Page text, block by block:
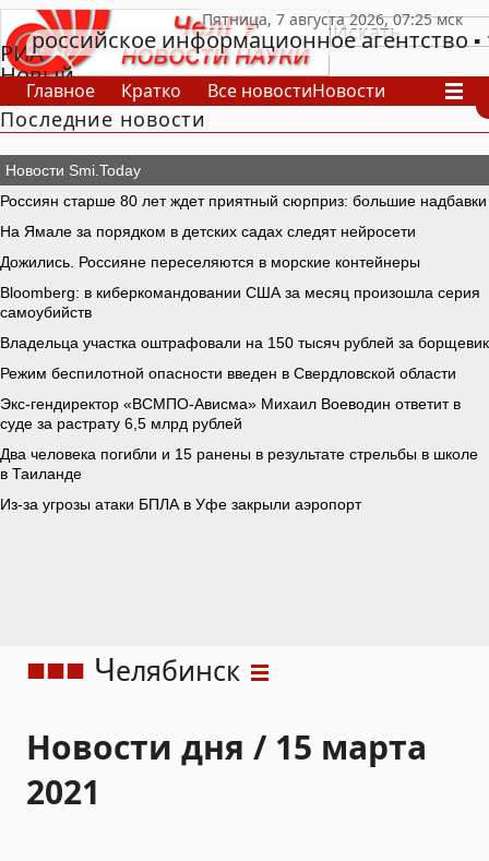
РИА
Новый
День
российское информационное агентство
Главное Кратко Все новостиНовости
В России
В мире
СпецпроектыПроекты Архив
Последние новости
Челябинск
Новости дня / 15 марта
2021